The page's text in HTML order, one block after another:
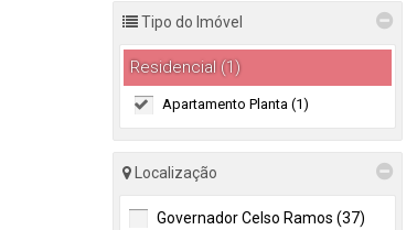
Tipo do Imóvel
Residencial (1)
Apartamento Planta (1)
Localização
Governador Celso Ramos (37)